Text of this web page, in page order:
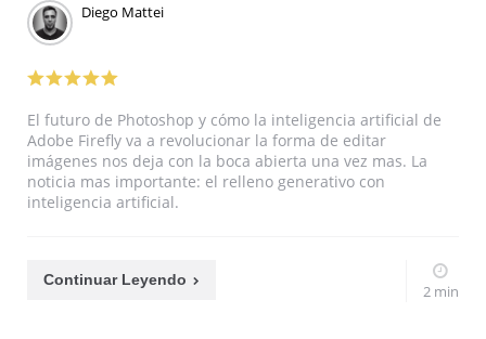
Diego Mattei
El futuro de Photoshop y cómo la inteligencia artificial de
Adobe Firefly va a revolucionar la forma de editar
imágenes nos deja con la boca abierta una vez mas. La
noticia mas importante: el relleno generativo con
inteligencia artificial.
Continuar Leyendo
2 min